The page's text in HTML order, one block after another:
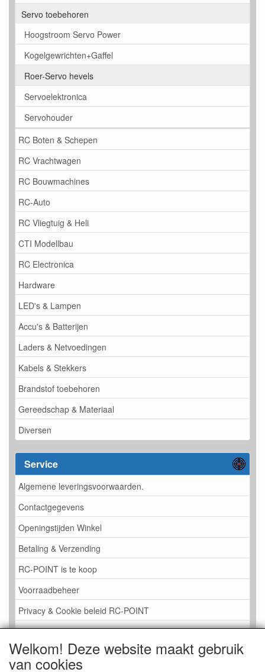
Servo toebehoren
Hoogstroom Servo Power
Kogelgewrichten+Gaffel
Roer-Servo hevels
Servoelektronica
Servohouder
RC Boten & Schepen
RC Vrachtwagen
RC Bouwmachines
RC-Auto
RC Vliegtuig & Heli
CTI Modellbau
RC Electronica
Hardware
LED's & Lampen
Accu's & Batterijen
Laders & Netvoedingen
Kabels & Stekkers
Brandstof toebehoren
Gereedschap & Materiaal
Diversen
Service
Algemene leveringsvoorwaarden.
Contactgegevens
Openingstijden Winkel
Betaling & Verzending
RC-POINT is te koop
Voorraadbeheer
Privacy & Cookie beleid RC-POINT
LINK PAGINA
Gastenboek RC-POINT
Welkom! Deze website maakt gebruik
van cookies